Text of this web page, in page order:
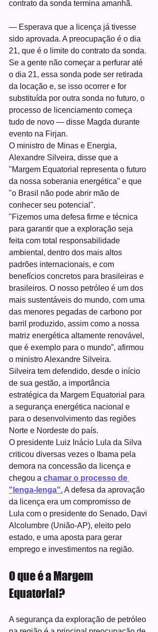
contrato da sonda termina amanhã.
— Esperava que a licença já tivesse
sido aprovada. A preocupação é o dia
21, que é o limite do contrato da sonda.
Se a gente não começar a perfurar até
o dia 21, essa sonda pode ser retirada
da locação e, se isso ocorrer e for
substituída por outra sonda no futuro, o
processo de licenciamento começa
tudo de novo — disse Magda durante
evento na Firjan.
O ministro de Minas e Energia,
Alexandre Silveira, disse que a
"Margem Equatorial representa o futuro
da nossa soberania energética" e que
"o Brasil não pode abrir mão de
conhecer seu potencial".
"Fizemos uma defesa firme e técnica
para garantir que a exploração seja
feita com total responsabilidade
ambiental, dentro dos mais altos
padrões internacionais, e com
benefícios concretos para brasileiras e
brasileiros. O nosso petróleo é um dos
mais sustentáveis do mundo, com uma
das menores pegadas de carbono por
barril produzido, assim como a nossa
matriz energética altamente renovável,
que é exemplo para o mundo”, afirmou
o ministro Alexandre Silveira.
Silveira tem defendido, desde o início
de sua gestão, a importância
estratégica da Margem Equatorial para
a segurança energética nacional e
para o desenvolvimento das regiões
Norte e Nordeste do país.
O presidente Luiz Inácio Lula da Silva
criticou diversas vezes o Ibama pela
demora na concessão da licença e
chegou a chamar o processo de
"lenga-lenga". A defesa da aprovação
da licença era um compromisso de
Lula com o presidente do Senado, Davi
Alcolumbre (União-AP), eleito pelo
estado, e uma aposta para gerar
emprego e investimentos na região.
O que é a Margem
Equatorial?
A segurança da exploração de petróleo